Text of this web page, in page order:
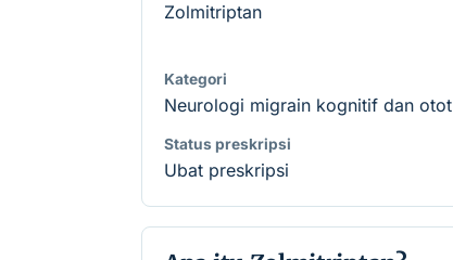
Zolmitriptan
Kategori
Neurologi migrain kognitif dan otot
Status preskripsi
Ubat preskripsi